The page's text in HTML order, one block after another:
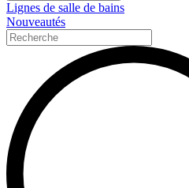
Lignes de salle de bains
Nouveautés